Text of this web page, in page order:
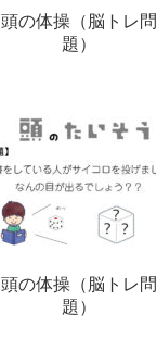
頭の体操（脳トレ問
題）
頭の体操（脳トレ問
題）